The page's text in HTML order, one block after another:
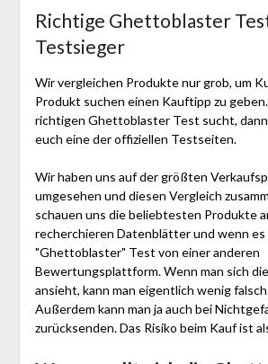
Richtige Ghettoblaster
Testsieger
Wir vergleichen Produkte nur grob, um
Produkt suchen einen Kauftipp zu
richtigen Ghettoblaster Test sucht,
euch eine der offiziellen Testseiten.
Wir haben uns auf der größten
umgesehen und diesen Vergleich
schauen uns die beliebtesten Produkte
recherchieren Datenblätter und wenn es
"Ghettoblaster" Test von einer anderen
Bewertungsplattform. Wenn man sich
ansieht, kann man eigentlich wenig
Außerdem kann man ja auch bei
zurücksenden. Das Risiko beim Kauf ist